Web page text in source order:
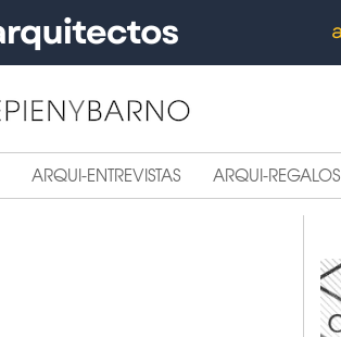
ARQUI-ENTREVISTAS ARQUI-REGALOS